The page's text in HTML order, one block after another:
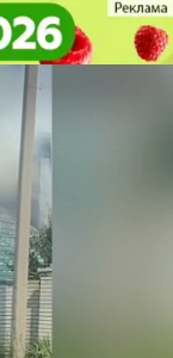
районе
пожара
районе
пожара
в